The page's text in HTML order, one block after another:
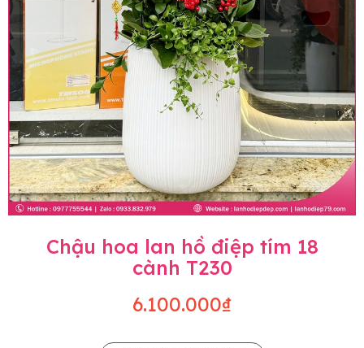
Chậu hoa lan hồ điệp tím 18
cành T230
6.100.000₫